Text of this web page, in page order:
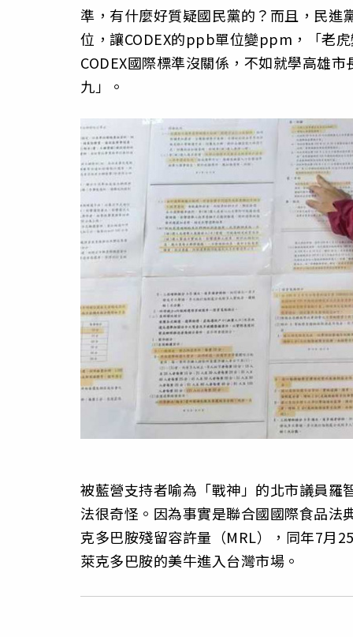
準， 有什麼好質疑國民黨的？而且， 民進
位， 讓CODEX的ppb單位變ppm，「老
CODEX國際標準沒關係， 不如就學高雄市
九」。
被藍營支持者喻為「戰神」 的北市議員羅
法很奇怪。因為事實是聯合國國際食品法
克多巴胺殘留容許量（MRL），同年7月
萊克多巴胺的美牛進入台灣市場。